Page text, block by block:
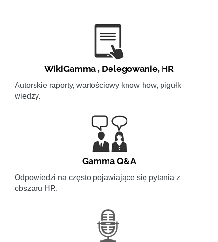
WikiGamma , Delegowanie, HR
Autorskie raporty, wartościowy know-how, pigułki
wiedzy.
Gamma Q&A
Odpowiedzi na często pojawiające się pytania z
obszaru HR.